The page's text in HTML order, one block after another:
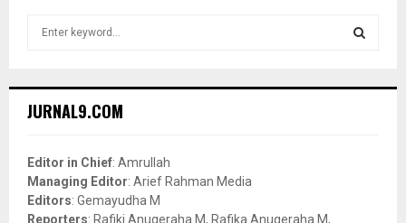
h
o
r
:
JURNAL9.COM
Editor in Chief: Amrullah
Managing Editor: Arief Rahman Media
Editors: Gemayudha M
Reporters: Rafiki Anugeraha M, Rafika Anugeraha M,